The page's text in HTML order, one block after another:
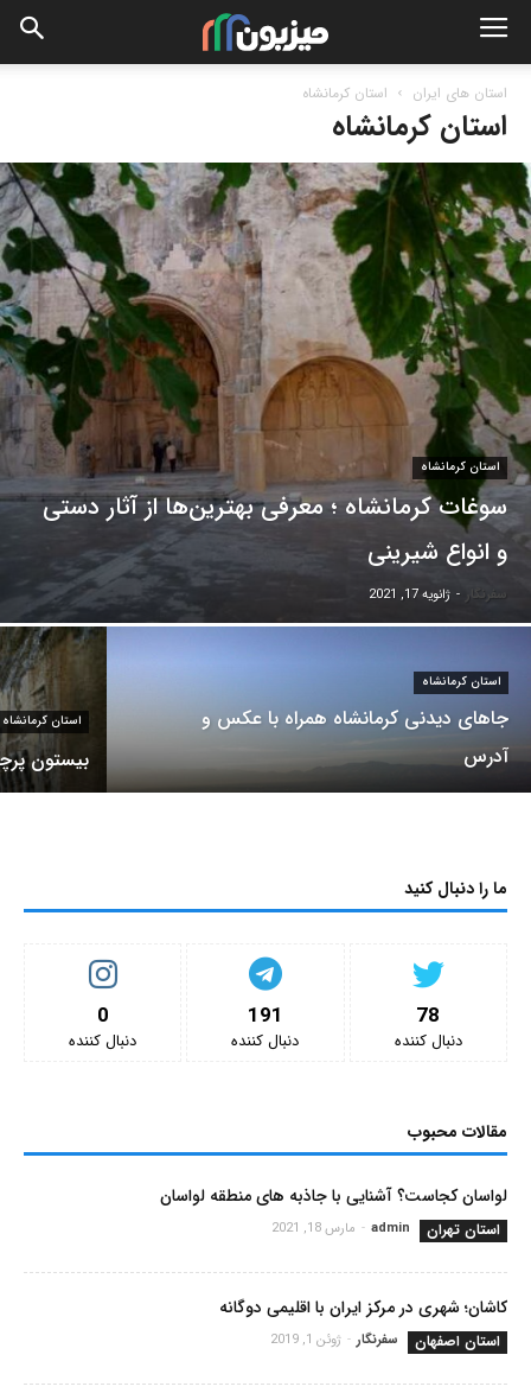
استان های ایران استان کرمانشاه
استان کرمانشاه
استان کرمانشاه
سوغات کرمانشاه ؛ معرفی بهترین‌ها از آثار دستی
و انواع شیرینی
سفرنگار - ژانویه 17, 2021
استان کرمانشاه
جاهای دیدنی کرمانشاه همراه با عکس و
آدرس
استان کرمانشاه
بیستون
ما را دنبال کنید
0
دنبال کننده‌
191
دنبال کننده‌
78
دنبال کننده‌
مقالات محبوب
لواسان کجاست؟ آشنایی با جاذبه های منطقه لواسان
استان تهران admin
- مارس 18, 2021
کاشان؛ شهری در مرکز ایران با اقلیمی دوگانه
استان اصفهان سفرنگار - ژوئن 1, 2019